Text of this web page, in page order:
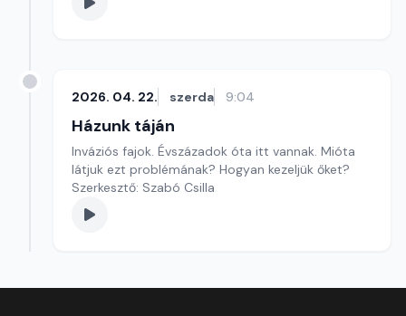
2026. 04. 22. szerda 9:04
Házunk táján
Inváziós fajok. Évszázadok óta itt vannak. Mióta
látjuk ezt problémának? Hogyan kezeljük őket?
Szerkesztő: Szabó Csilla